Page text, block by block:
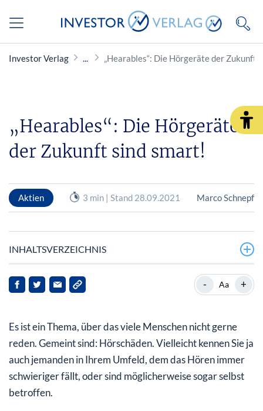
Investor Verlag „Hearables“: Die Hörgeräte der Zukunft
„Hearables“: Die Hörgeräte
der Zukunft sind smart!
Aktien 3 min | Stand 28.09.2021 Marco Schnepf
INHALTSVERZEICHNIS
Zu klobig: Viele Menschen wollen keine Hörgeräte
Aber was lässt sich damit anstellen?
Wachstumsmarkt voraus
Sonova und GN Group
- Aa +
Es ist ein Thema, über das viele Menschen nicht gerne
reden. Gemeint sind: Hörschäden. Vielleicht kennen Sie ja
auch jemanden in Ihrem Umfeld, dem das Hören immer
schwieriger fällt, oder sind möglicherweise sogar selbst
betroffen.